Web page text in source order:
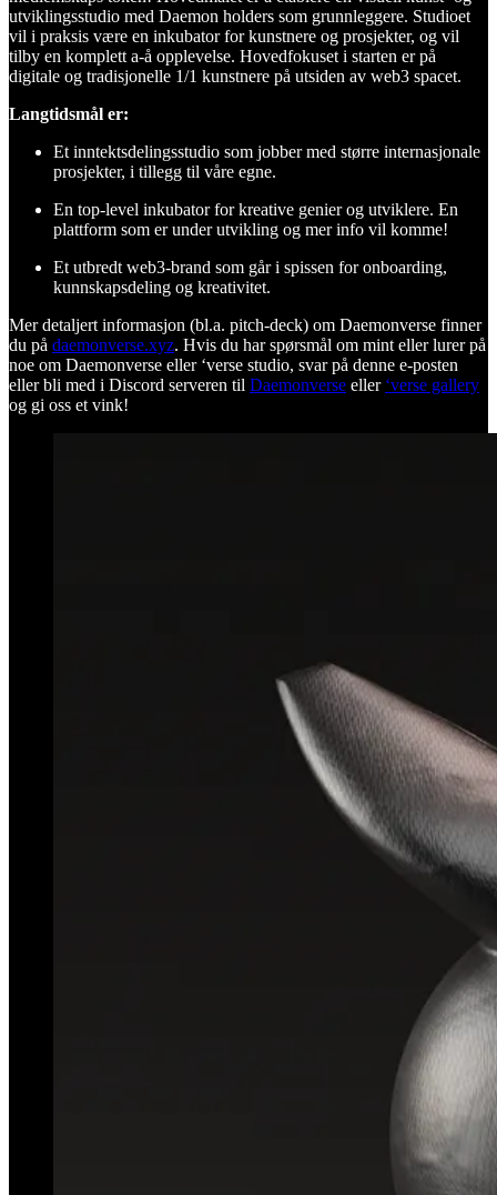
utviklingsstudio med Daemon holders som grunnleggere. Studioet
vil i praksis være en inkubator for kunstnere og prosjekter, og vil
tilby en komplett a-å opplevelse. Hovedfokuset i starten er på
digitale og tradisjonelle 1/1 kunstnere på utsiden av web3 spacet.
Langtidsmål er:
Et inntektsdelingsstudio som jobber med større internasjonale
prosjekter, i tillegg til våre egne.
En top-level inkubator for kreative genier og utviklere. En
plattform som er under utvikling og mer info vil komme!
Et utbredt web3-brand som går i spissen for onboarding,
kunnskapsdeling og kreativitet.
Mer detaljert informasjon (bl.a. pitch-deck) om Daemonverse finner
du på daemonverse.xyz. Hvis du har spørsmål om mint eller lurer på
noe om Daemonverse eller ‘verse studio, svar på denne e-posten
eller bli med i Discord serveren til Daemonverse eller ‘verse gallery
og gi oss et vink!